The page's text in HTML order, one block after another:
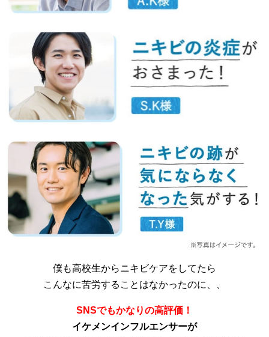
僕も高校生からニキビケアをしてたら
こんなに苦労することはなかったのに、、
SNSでもかなりの高評価！
イケメンインフルエンサーが